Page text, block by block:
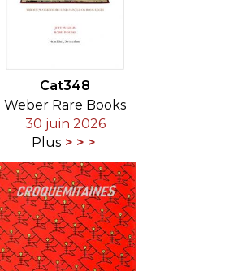
Cat348
Weber Rare Books
30 juin 2026
Plus